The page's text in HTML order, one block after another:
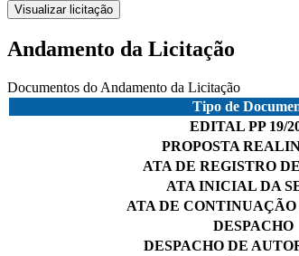
Visualizar licitação
Andamento da Licitação
Documentos do Andamento da Licitação
Tipo de
EDITAL PP 19/
PROPOSTA
ATA DE REGISTRO
ATA INICIAL DA
ATA DE CONTINUAÇÃO
DESPACHO
DESPACHO DE